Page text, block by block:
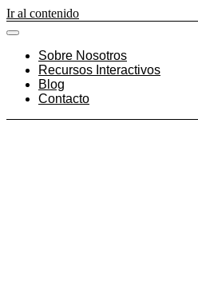
Ir al contenido
Sobre Nosotros
Recursos Interactivos
Blog
Contacto